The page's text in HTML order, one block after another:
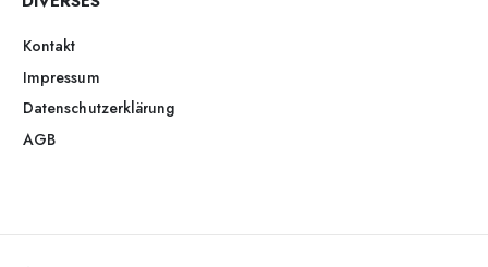
Kontakt
Impressum
Datenschutzerklärung
AGB